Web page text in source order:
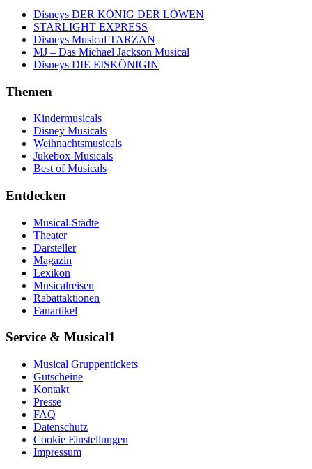
Disneys DER KÖNIG DER LÖWEN
STARLIGHT EXPRESS
Disneys Musical TARZAN
MJ – Das Michael Jackson Musical
Disneys DIE EISKÖNIGIN
Themen
Kindermusicals
Disney Musicals
Weihnachtsmusicals
Jukebox-Musicals
Best of Musicals
Entdecken
Musical-Städte
Theater
Darsteller
Magazin
Lexikon
Musicalreisen
Rabattaktionen
Fanartikel
Service & Musical1
Musical Gruppentickets
Gutscheine
Kontakt
Presse
FAQ
Datenschutz
Cookie Einstellungen
Impressum